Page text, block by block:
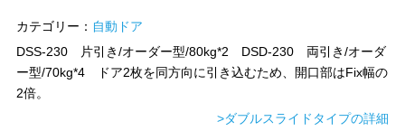
カテゴリー： 自動ドア
DSS-230 片引き/オーダー型/80kg*2 DSD-230 両引き/オーダ
ー型/70kg*4 ドア2枚を同方向に引き込むため、開口部はFix幅の
2倍。
>ダブルスライドタイプの詳細